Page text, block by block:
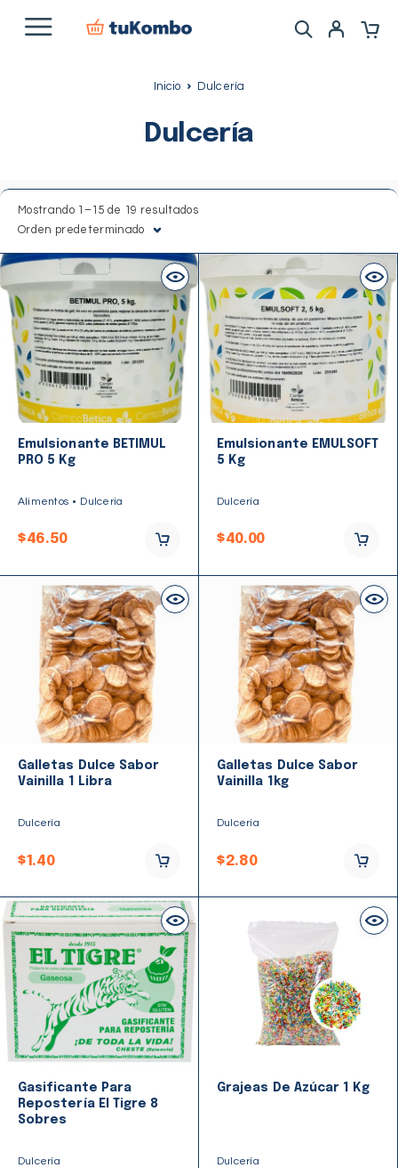
Inicio Dulcería
Dulcería
Mostrando 1–15 de 19 resultados
Orden predeterminado
Emulsionante BETIMUL
PRO 5 Kg
Alimentos Dulcería
$46.50
Emulsionante EMULSOFT
5 Kg
Dulcería
$40.00
Galletas Dulce Sabor
Vainilla 1 Libra
Dulcería
$1.40
Galletas Dulce Sabor
Vainilla 1kg
Dulcería
$2.80
Gasificante Para
Repostería El Tigre 8
Sobres
Dulcería
Grajeas De Azúcar 1 Kg
Dulcería